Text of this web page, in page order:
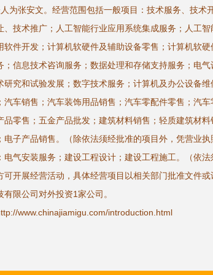
为张安文。经营范围包括一般项目：技术服务、技术
、技术推广；人工智能行业应用系统集成服务；人工
软件开发；计算机软硬件及辅助设备零售；计算机软硬
信息技术咨询服务；数据处理和存储支持服务；电气
研究和试验发展；数字技术服务；计算机及办公设备维
汽车销售；汽车装饰用品销售；汽车零配件零售；汽车
品零售；五金产品批发；建筑材料销售；轻质建筑材
电子产品销售。（除依法须经批准的项目外，凭营业执
电气安装服务；建设工程设计；建设工程施工。（依法
可开展经营活动，具体经营项目以相关部门批准文件或
限公司对外投资1家公司。
www.chinajiamigu.com/introduction.html